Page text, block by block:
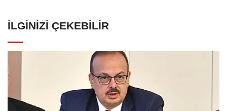
İLGINIZI ÇEKEBILIR